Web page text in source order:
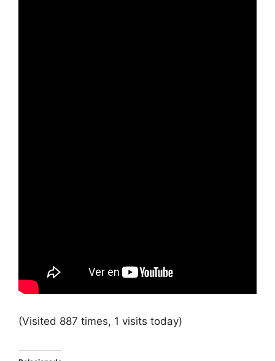
(Visited 887 times, 1 visits today)